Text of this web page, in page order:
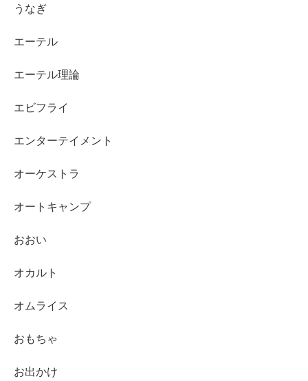
うなぎ
エーテル
エーテル理論
エビフライ
エンターテイメント
オーケストラ
オートキャンプ
おおい
オカルト
オムライス
おもちゃ
お出かけ